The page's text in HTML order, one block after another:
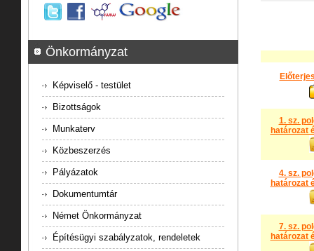
1. sz.
határozat
4. sz.
határozat
7. sz.
határozat
Önkormányzat
Képviselő - testület
Bizottságok
Munkaterv
Közbeszerzés
Pályázatok
Dokumentumtár
Német Önkormányzat
Építésügyi szabályzatok, rendeletek